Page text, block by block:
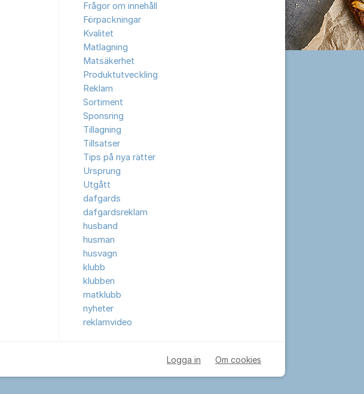
Frågor om innehåll
Förpackningar
Kvalitet
Matlagning
Matsäkerhet
Produktutveckling
Reklam
Sortiment
Sponsring
Tillagning
Tillsatser
Tips på nya rätter
Ursprung
Utgått
dafgards
dafgardsreklam
husband
husman
husvagn
klubb
klubben
matklubb
nyheter
reklamvideo
Logga in Om cookies